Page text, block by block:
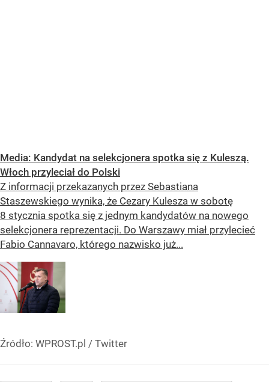
Media: Kandydat na selekcjonera spotka się z Kuleszą.
Włoch przyleciał do Polski
Z informacji przekazanych przez Sebastiana
Staszewskiego wynika, że Cezary Kulesza w sobotę
8 stycznia spotka się z jednym kandydatów na nowego
selekcjonera reprezentacji. Do Warszawy miał przylecieć
Fabio Cannavaro, którego nazwisko już...
Źródło: WPROST.pl / Twitter